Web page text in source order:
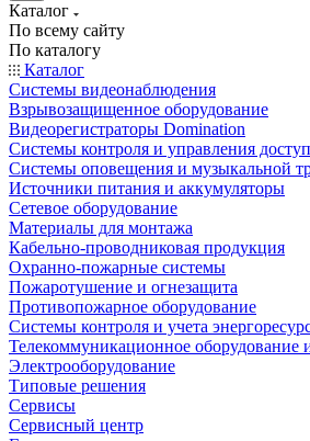
Каталог
По всему сайту
По каталогу
Каталог
Системы видеонаблюдения
Взрывозащищенное оборудование
Видеорегистраторы Domination
Системы контроля и управления
Системы оповещения и музыкальной
Источники питания и аккумуляторы
Сетевое оборудование
Материалы для монтажа
Кабельно-проводниковая продукция
Охранно-пожарные системы
Пожаротушение и огнезащита
Противопожарное оборудование
Системы контроля и учета
Телекоммуникационное
Электрооборудование
Типовые решения
Сервисы
Сервисный центр